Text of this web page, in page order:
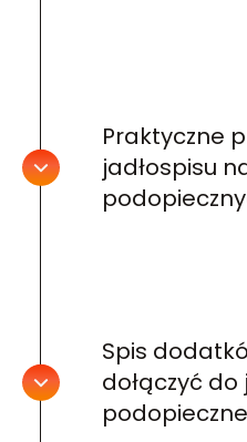
Praktyczne
jadłospisu
Spis
dołączyć do